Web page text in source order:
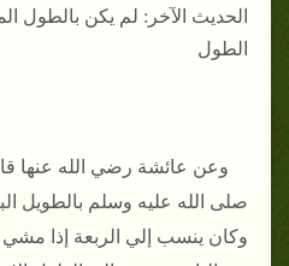
الحديث الآخر: لم يكن بالطول
الطول
وعن عائشة رضي الله عنها
صلى الله عليه وسلم بالطويل
وكان ينسب إلي الربعة إذا